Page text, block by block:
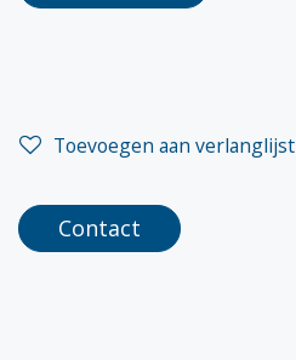
Toevoegen aan verlanglijst
Contact